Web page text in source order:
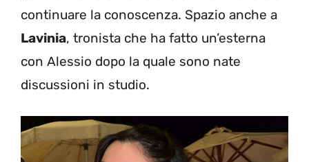
continuare la conoscenza. Spazio anche a
Lavinia, tronista che ha fatto un’esterna
con Alessio dopo la quale sono nate
discussioni in studio.